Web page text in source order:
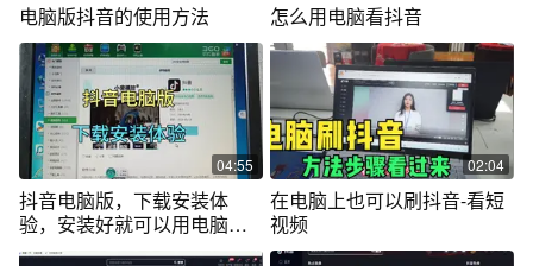
电脑版抖音的使用方法 怎么用电脑看抖音
04:55
抖音电脑版，下载安装体
验，安装好就可以用电脑刷
抖音了
02:04
在电脑上也可以刷抖音-看短
视频